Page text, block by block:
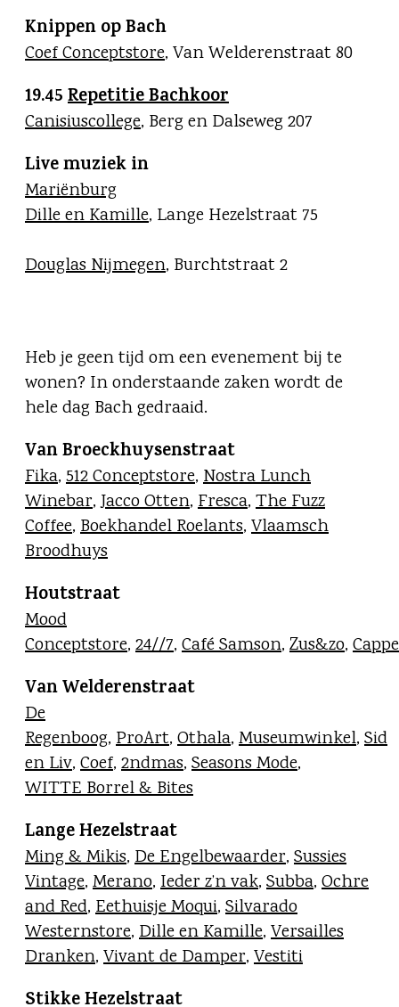
Knippen op Bach
Coef Conceptstore, Van Welderenstraat 80
19.45Repetitie Bachkoor
Canisiuscollege, Berg en Dalseweg 207
Live muziek in
Mariënburg
Dille en Kamille, Lange Hezelstraat 75
Douglas Nijmegen, Burchtstraat 2
Heb je geen tijd om een evenement bij te
wonen? In onderstaande zaken wordt de
hele dag Bach gedraaid.
Van Broeckhuysenstraat
Fika, 512 Conceptstore, Nostra Lunch
Winebar,Jacco Otten, Fresca, The Fuzz
Coffee, Boekhandel Roelants, Vlaamsch
Broodhuys
Houtstraat
Mood
Conceptstore, 24//7, Café Samson, Zus&zo,
Van Welderenstraat
De
Regenboog, ProArt, Othala, Museumwinkel, Sid
en Liv, Coef, 2ndmas, Seasons Mode,
WITTE Borrel & Bites
Lange Hezelstraat
Ming & Mikis, De Engelbewaarder, Sussies
Vintage, Merano, Ieder z’n vak, Subba, Ochre
and Red, Eethuisje Moqui, Silvarado
Westernstore, Dille en Kamille, Versailles
Dranken, Vivant de Damper, Vestiti